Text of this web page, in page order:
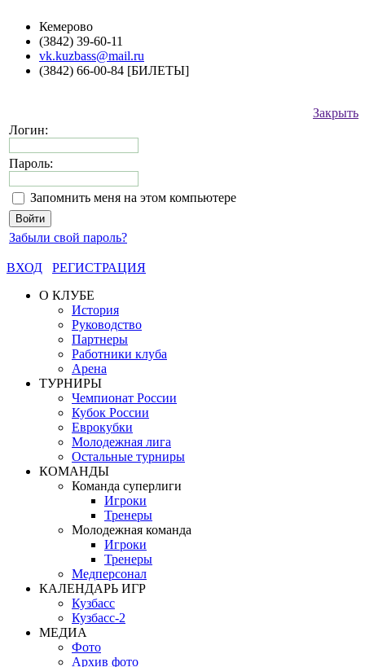
Кемерово
(3842) 39-60-11
vk.kuzbass@mail.ru
(3842) 66-00-84 [БИЛЕТЫ]
Закрыть
Логин:
Пароль:
Запомнить меня на этом компьютере
Забыли свой пароль?
ВХОД
РЕГИСТРАЦИЯ
О КЛУБЕ
История
Руководство
Партнеры
Работники клуба
Арена
ТУРНИРЫ
Чемпионат России
Кубок России
Еврокубки
Молодежная лига
Остальные турниры
КОМАНДЫ
Команда суперлиги
Игроки
Тренеры
Молодежная команда
Игроки
Тренеры
Медперсонал
КАЛЕНДАРЬ ИГР
Кузбасс
Кузбасс-2
МЕДИА
Фото
Архив фото